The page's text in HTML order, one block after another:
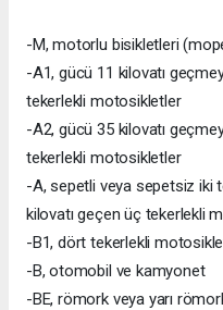
-M, motorlu bisikletleri
-A1, gücü 11 kilovatı
tekerlekli motosikletler
-A2, gücü 35 kilovatı
tekerlekli motosikletler
-A, sepetli veya sepetsiz iki
kilovatı geçen üç tekerlekli
-B1, dört tekerlekli
-B, otomobil ve kamyonet
-BE, römork veya yarı